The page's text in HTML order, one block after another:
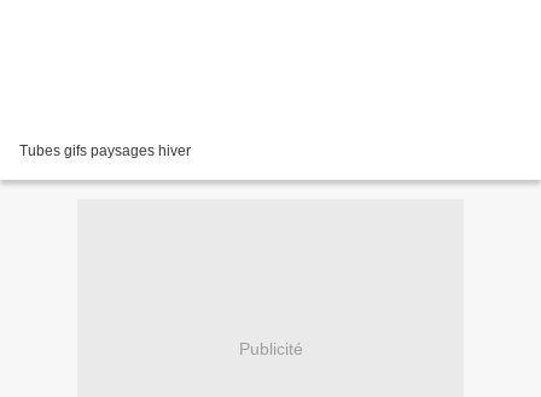
Tubes gifs paysages hiver
Publicité